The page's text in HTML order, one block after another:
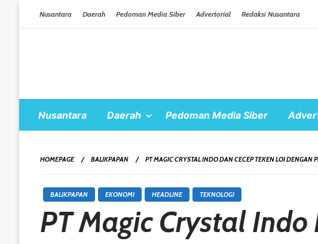
Nusantara Daerah Pedoman Media Siber Advertorial Redaksi Nusantara
Nusantara Daerah Pedoman Media Siber
HOMEPAGE BALIKPAPAN PT MAGIC CRYSTAL INDO DAN CECEP TEKEN LOI
BALIKPAPAN EKONOMI HEADLINE TEKNOLOGI
PT Magic Crystal Indo